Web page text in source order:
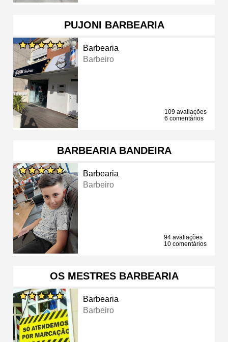
PUJONI BARBEARIA
Barbearia
Barbeiro
109 avaliações
6 comentários
BARBEARIA BANDEIRA
Barbearia
Barbeiro
94 avaliações
10 comentários
OS MESTRES BARBEARIA
Barbearia
Barbeiro